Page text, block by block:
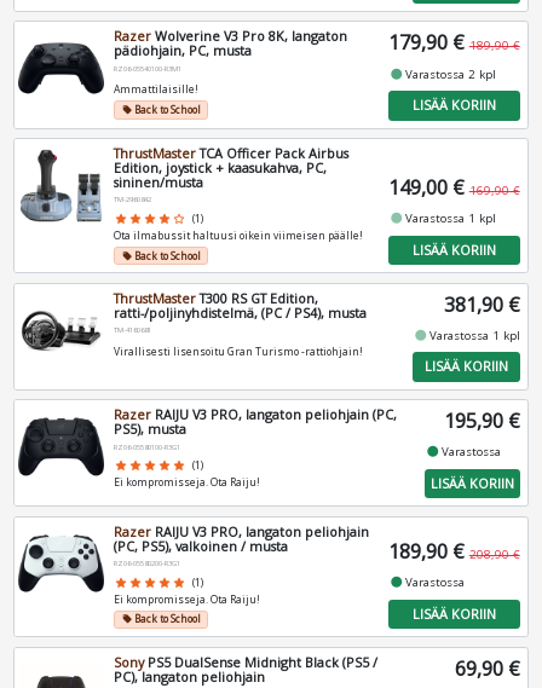
Razer Wolverine V3 Pro 8K, langaton
pädiohjain, PC, musta
RZ06-05540100-R3M1
Ammattilaisille!
local_offerBack to School
179,90 € 189,90 €
fiber_manual_recordVarastossa 2 kpl
LISÄÄ KORIIN
ThrustMasterTCA Officer Pack Airbus
Edition, joystick + kaasukahva, PC,
sininen/musta
TM-2960842
star star star star star_border (1)
Ota ilmabussit haltuusi oikein viimeisen päälle!
local_offerBack to School
149,00 € 169,90 €
fiber_manual_recordVarastossa 1 kpl
LISÄÄ KORIIN
ThrustMasterT300 RS GT Edition,
ratti-/poljinyhdistelmä, (PC / PS4), musta
TM-4160681
Virallisesti lisensoitu Gran Turismo -rattiohjain!
381,90 €
fiber_manual_recordVarastossa 1 kpl
LISÄÄ KORIIN
Razer RAIJU V3 PRO, langaton peliohjain (PC,
PS5), musta
RZ06-05580100-R3G1
star star star star star (1)
Ei kompromisseja. Ota Raiju!
195,90 €
fiber_manual_recordVarastossa
LISÄÄ KORIIN
Razer RAIJU V3 PRO, langaton peliohjain
(PC, PS5), valkoinen / musta
RZ06-05580200-R3G1
star star star star star (1)
Ei kompromisseja. Ota Raiju!
local_offerBack to School
189,90 € 208,90 €
fiber_manual_recordVarastossa
LISÄÄ KORIIN
SonyPS5 DualSense Midnight Black (PS5 /
PC), langaton peliohjain
69,90 €